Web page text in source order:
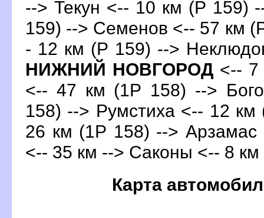
--> Текун <-- 10 км (Р 159)
159) --> Семенов <-- 57 км
- 12 км (Р 159) -->
НИЖНИЙ НОВГОРОД <--
<-- 47 км (1Р 158) -->
158) --> Румстиха <-- 12
26 км (1Р 158) -->
<-- 35 км --> Саконы <-- 8
Карта